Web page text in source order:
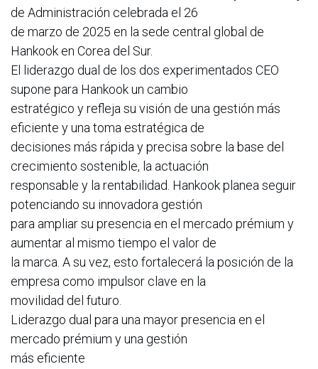
de Administración celebrada el 26
de marzo de 2025 en la sede central global de
Hankook en Corea del Sur.
El liderazgo dual de los dos experimentados CEO
supone para Hankook un cambio
estratégico y refleja su visión de una gestión más
eficiente y una toma estratégica de
decisiones más rápida y precisa sobre la base del
crecimiento sostenible, la actuación
responsable y la rentabilidad. Hankook planea seguir
potenciando su innovadora gestión
para ampliar su presencia en el mercado prémium y
aumentar al mismo tiempo el valor de
la marca. A su vez, esto fortalecerá la posición de la
empresa como impulsor clave en la
movilidad del futuro.
Liderazgo dual para una mayor presencia en el
mercado prémium y una gestión
más eficiente